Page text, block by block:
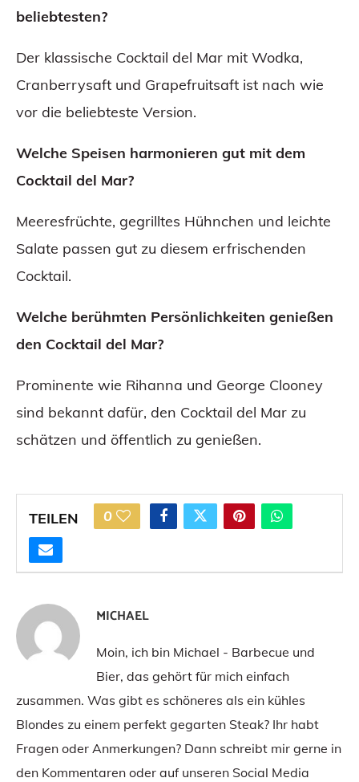
beliebtesten?
Der klassische Cocktail del Mar mit Wodka,
Cranberrysaft und Grapefruitsaft ist nach wie
vor die beliebteste Version.
Welche Speisen harmonieren gut mit dem
Cocktail del Mar?
Meeresfrüchte, gegrilltes Hühnchen und leichte
Salate passen gut zu diesem erfrischenden
Cocktail.
Welche berühmten Persönlichkeiten genießen
den Cocktail del Mar?
Prominente wie Rihanna und George Clooney
sind bekannt dafür, den Cocktail del Mar zu
schätzen und öffentlich zu genießen.
TEILEN 0
MICHAEL
Moin, ich bin Michael - Barbecue und
Bier, das gehört für mich einfach
zusammen. Was gibt es schöneres als ein kühles
Blondes zu einem perfekt gegarten Steak? Ihr habt
Fragen oder Anmerkungen? Dann schreibt mir gerne in
den Kommentaren oder auf unseren Social Media